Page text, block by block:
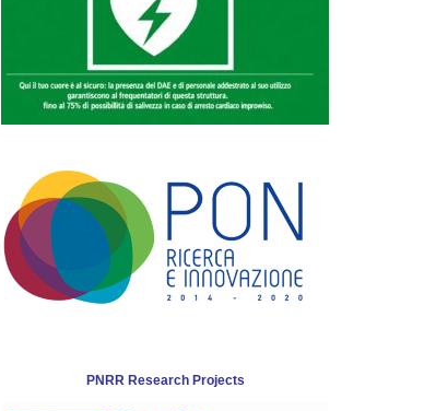
PNRR Research Projects